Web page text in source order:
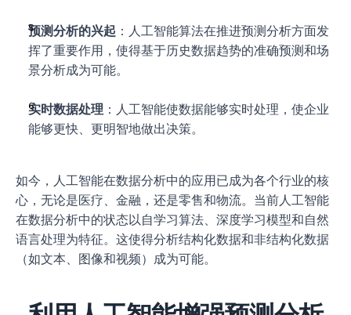
预测分析的兴起 ：人工智能算法在推进预测分析方面发
挥了重要作用，使得基于历史数据趋势的准确预测和场
景分析成为可能。
实时数据处理 ：人工智能使数据能够实时处理，使企业
能够更快、更明智地做出决策。
如今，人工智能在数据分析中的应用已成为各个行业的核
心，无论是医疗、金融，还是零售和物流。当前人工智能
在数据分析中的状态以自学习算法、深度学习模型和自然
语言处理为特征。这使得分析结构化数据和非结构化数据
（如文本、图像和视频）成为可能。